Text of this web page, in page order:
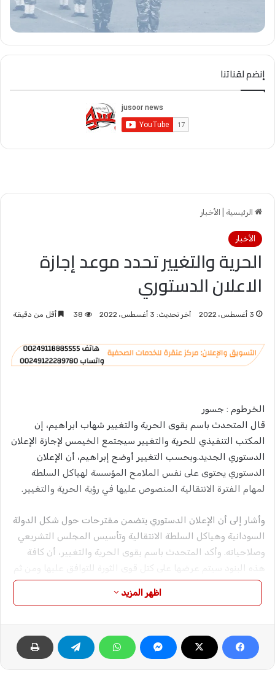
الرئيسية الأخبار
الأخبار
الحرية والتغيير تحدد موعد إجازة
الاعلان الدستوري
3 أغسطس، 2022 آخر تحديث: 3 أغسطس، 2022 38 أقل من دقيقة
الخرطوم : جسور
قال المتحدث باسم بقوى الحرية والتغيير شهاب ابراهيم، إن
المكتب التنفيذي للحرية والتغيير سيجتمع الخيمس لإجازة الإعلان
الدستوري الجديد.وبحسب التغيير أوضح إبراهيم، أن الإعلان
الدستوري يحتوى على نفس الملامح المؤسسة لهياكل السلطة
لمهام الفترة الانتقالية المنصوص عليها في رؤية الحرية والتغيير.
وأشار إلى أن الإعلان الدستوري يتضمن مقترحات حول شكل الدولة
السودانية وهياكل السلطة الانتقالية وتأسيس المجلس التشريعي
وصلاحياته. وأكد المتحدث باسم بقوى الحرية والتغيير، أن كافة
هذه البنود سيتم عرضها على كتل قوى الثورة للتوافق عليها ومن ثم
إجازتها.من ناحية أخرى، نفى إبراهيم وجود أي تواصل مع جماعة
التوافق الوطني، وقال “لا يوجد تواصل رسمي معهم.. التواصل غير
اظهر المزيد
إنضم لقناتنا